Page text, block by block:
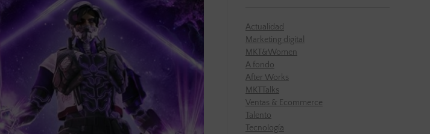
Actualidad
Marketing digital
MKT&Women
A fondo
After Works
MKTTalks
Ventas & Ecommerce
Talento
Tecnología